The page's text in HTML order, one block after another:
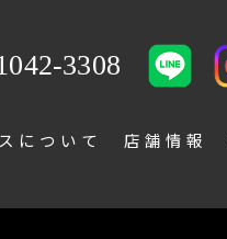
3308
について 店舗情報